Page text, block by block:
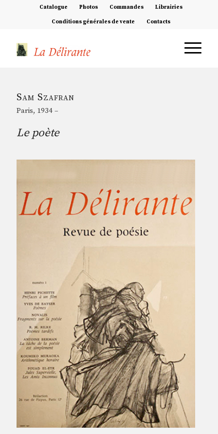
Catalogue Photos Commandes Librairies
Conditions générales de vente Contacts
Sam Szafran
Paris, 1934 –
Le poète